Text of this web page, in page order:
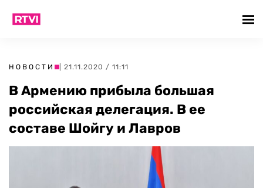
НОВОСТИ | 21.11.2020 / 11:11
В Армению прибыла большая
российская делегация. В ее
составе Шойгу и Лавров